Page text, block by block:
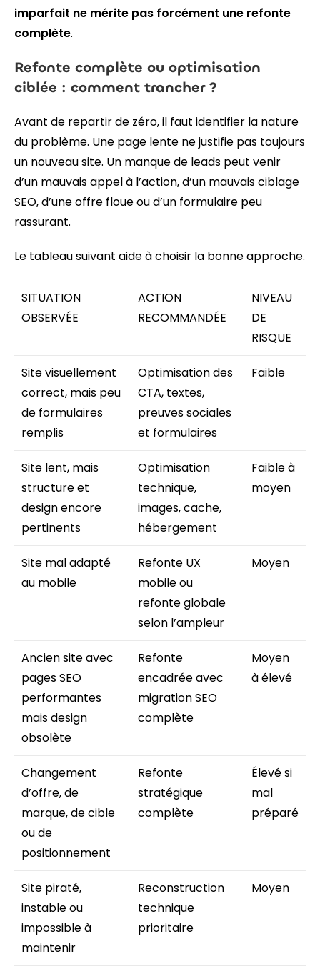
imparfait ne mérite pas forcément une refonte
complète.
Refonte complète ou optimisation
ciblée : comment trancher ?
Avant de repartir de zéro, il faut identifier la nature
du problème. Une page lente ne justifie pas toujours
un nouveau site. Un manque de leads peut venir
d’un mauvais appel à l’action, d’un mauvais ciblage
SEO, d’une offre floue ou d’un formulaire peu
rassurant.
Le tableau suivant aide à choisir la bonne approche.
SITUATION
OBSERVÉE
ACTION
RECOMMANDÉE
NIVEAU
DE
RISQUE
Site visuellement
correct, mais peu
de formulaires
remplis
Optimisation des
CTA, textes,
preuves sociales
et formulaires
Faible
Site lent, mais
structure et
design encore
pertinents
Optimisation
technique,
images, cache,
hébergement
Faible à
moyen
Site mal adapté
au mobile
Refonte UX
mobile ou
refonte globale
selon l’ampleur
Moyen
Ancien site avec
pages SEO
performantes
mais design
obsolète
Refonte
encadrée avec
migration SEO
complète
Moyen
à élevé
Changement
d’offre, de
marque, de cible
ou de
positionnement
Refonte
stratégique
complète
Élevé si
mal
préparé
Site piraté,
instable ou
impossible à
maintenir
Reconstruction
technique
prioritaire
Moyen